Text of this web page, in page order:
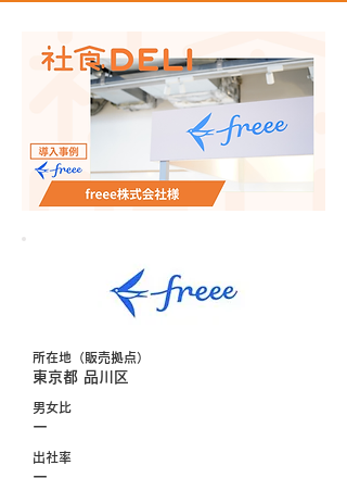
所在地（販売拠点）
東京都 品川区
男女比
ー
出社率
ー